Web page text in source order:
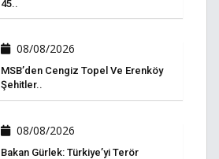
45..
08/08/2026
MSB’den Cengiz Topel Ve Erenköy
Şehitler..
08/08/2026
Bakan Gürlek: Türkiye’yi Terör